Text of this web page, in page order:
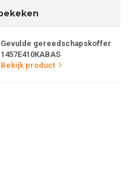
Gevulde gereedschapskoffer
1457E410KABAS
Bekijk product